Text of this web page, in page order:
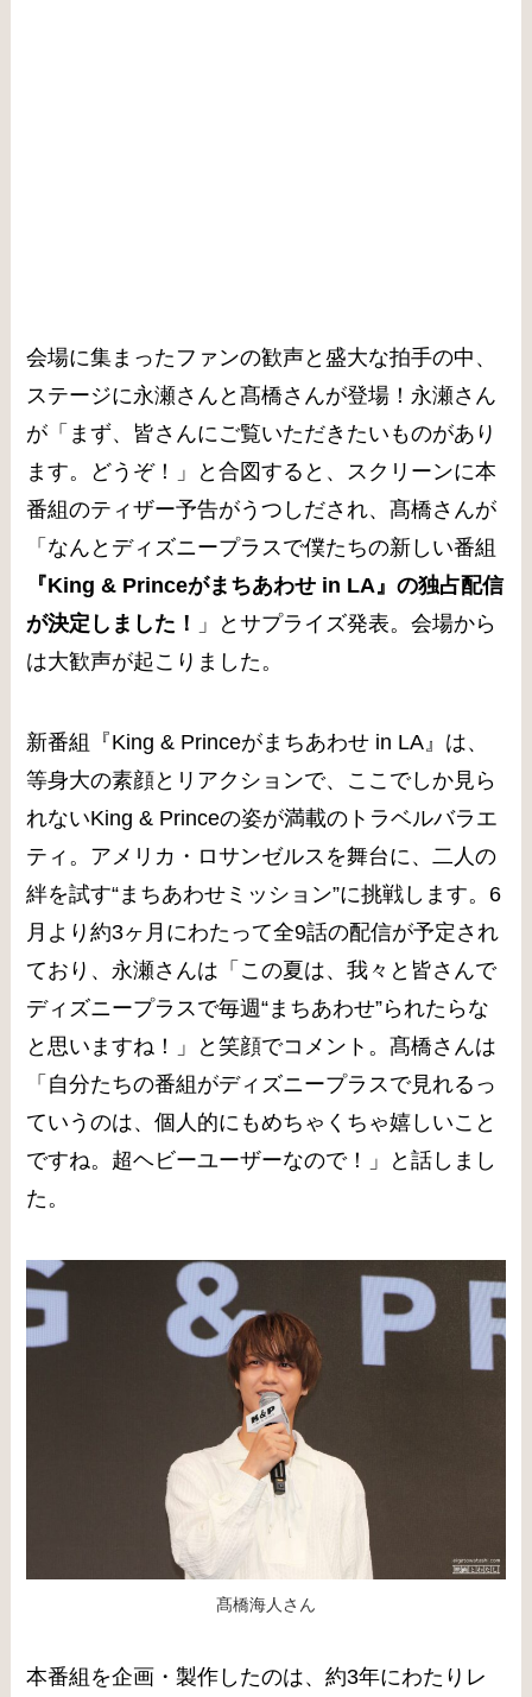
会場に集まったファンの歓声と盛大な拍手の中、
ステージに永瀬さんと髙橋さんが登場！永瀬さん
が「まず、皆さんにご覧いただきたいものがあり
ます。どうぞ！」と合図すると、スクリーンに本
番組のティザー予告がうつしだされ、髙橋さんが
「なんとディズニープラスで僕たちの新しい番組
『King & Princeがまちあわせ in LA』の独占配信
が決定しました！
」とサプライズ発表。会場から
は大歓声が起こりました。
新番組『King & Princeがまちあわせ in LA』は、
等身大の素顔とリアクションで、ここでしか見ら
れないKing & Princeの姿が満載のトラベルバラエ
ティ。アメリカ・ロサンゼルスを舞台に、二人の
絆を試す“まちあわせミッション”に挑戦します。6
月より約3ヶ月にわたって全9話の配信が予定され
ており、永瀬さんは「この夏は、我々と皆さんで
ディズニープラスで毎週“まちあわせ”られたらな
と思いますね！」と笑顔でコメント。髙橋さんは
「自分たちの番組がディズニープラスで見れるっ
ていうのは、個人的にもめちゃくちゃ嬉しいこと
ですね。超ヘビーユーザーなので！」と話しまし
た。
髙橋海人さん
本番組を企画・製作したのは、約3年にわたりレ